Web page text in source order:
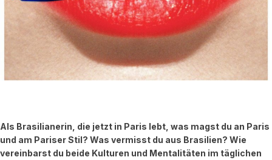
Als Brasilianerin, die jetzt in Paris lebt, was magst du an Paris
und am Pariser Stil? Was vermisst du aus Brasilien? Wie
vereinbarst du beide Kulturen und Mentalitäten im täglichen